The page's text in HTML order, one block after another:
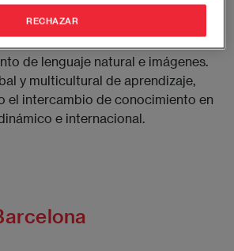
de lenguaje natural e imágenes.
y multicultural de aprendizaje,
el intercambio de conocimiento en
e internacional.
RECHAZAR